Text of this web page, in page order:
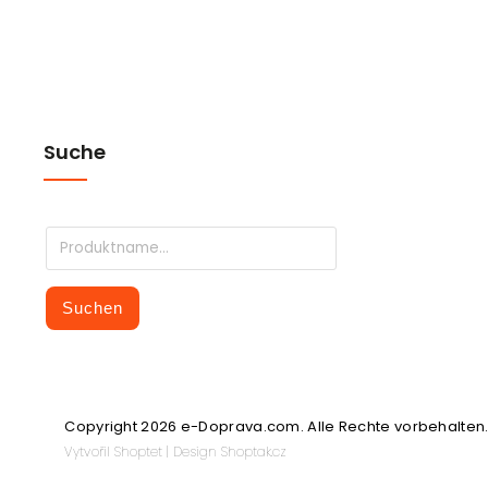
Suche
Suchen
Copyright 2026 e-Doprava.com. Alle Rechte vorbehalten.
VytvořilShoptet | DesignShoptak.cz